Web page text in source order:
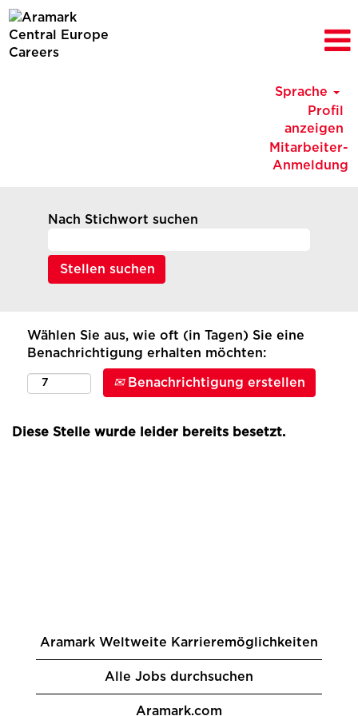
Sprache
Profil
anzeigen
Mitarbeiter-
Anmeldung
Nach Stichwort suchen
Wählen Sie aus, wie oft (in Tagen) Sie eine
Benachrichtigung erhalten möchten:
Benachrichtigung erstellen
Diese Stelle wurde leider bereits besetzt.
Aramark Weltweite Karrieremöglichkeiten
Alle Jobs durchsuchen
Aramark.com